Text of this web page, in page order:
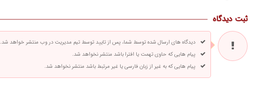
ثبت دیدگاه
دیدگاه های ارسال شده توسط شما، پس از تایید توسط تیم مدیریت در وب منتشر خواهد شد.
پیام هایی که حاوی تهمت یا افترا باشد منتشر نخواهد شد.
پیام هایی که به غیر از زبان فارسی یا غیر مرتبط باشد منتشر نخواهد شد.